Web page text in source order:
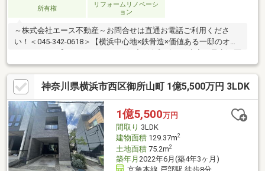
所有権
リフォームリノベーシ
ョン
～株式会社エース不動産～お問合せは直通お電話ご利用くださ
い！＜045-342-0618＞【横浜中心地×鉄骨造×価値ある一邸のオス
役所や商店街、生活利便施設が至近です♪□建物は鉄骨構造です♪
耐久性に優れ長く快適にお住まい頂けます♪■1階は住居として
も、店舗・事務所としてもご利用いただけます♪先ずはご自身の目
で本物件をお確かめになってください！弊社の営業スタッフが誠
心誠意対応をさせていただきます。皆様からのお問合せを心より
おっ待ちしております♪
神奈川県横浜市西区御所山町 1億5,500万円 3LDK
1億5,500万円
間取り 3LDK
建物面積129.37m2
土地面積75.2m2
築年月 2022年6月(築4年3ヶ月)